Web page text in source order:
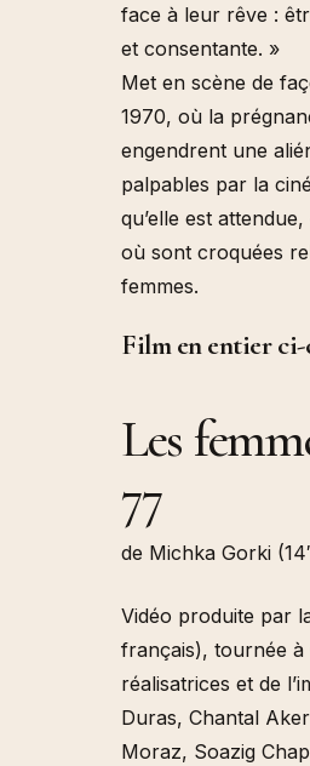
face à leur rêve :
et consentante. »
Met en scène de
1970, où la
engendrent une
palpables par la
qu’elle est
où sont croquées
femmes.
Film en entier
Les
77
de Michka Gorki
Vidéo produite par
français), tournée à
réalisatrices et de
Duras, Chantal
Moraz, Soazig